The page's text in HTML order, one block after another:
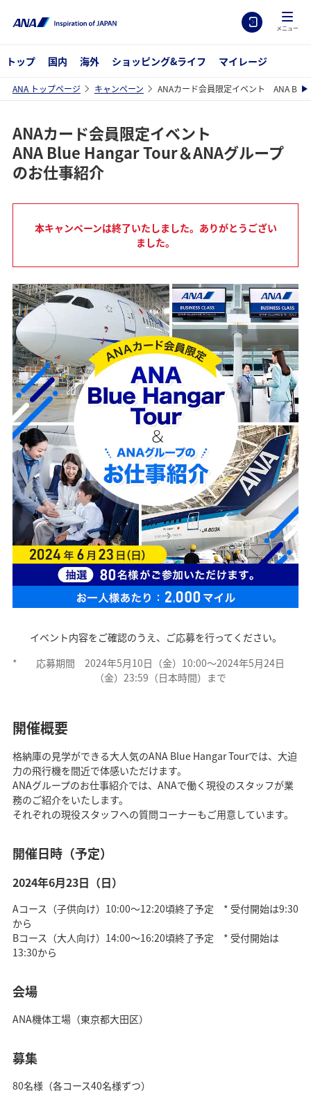
メニュー
トップ 国内 海外 ショッピング&ライフ マイレージ
ANA トップページ キャンペーン ANAカード会員限定イベント ANA
ANAカード会員限定イベント
ANA Blue Hangar Tour＆ANAグループ
のお仕事紹介
本キャンペーンは終了いたしました。ありがとうござい
ました。
イベント内容をご確認のうえ、ご応募を行ってください。
*
応募期間 2024年5月10日（金）10:00～2024年5月24日
（金）23:59（日本時間）まで
開催概要
格納庫の見学ができる大人気のANA Blue Hangar Tourでは、大迫
力の飛行機を間近で体感いただけます。
ANAグループのお仕事紹介では、ANAで働く現役のスタッフが業
務のご紹介をいたします。
それぞれの現役スタッフへの質問コーナーもご用意しています。
開催日時（予定）
2024年6月23日（日）
Aコース（子供向け）10:00～12:20頃終了予定 * 受付開始は9:30
から
Bコース（大人向け）14:00～16:20頃終了予定 * 受付開始は
13:30から
会場
ANA機体工場（東京都大田区）
募集
80名様（各コース40名様ずつ）